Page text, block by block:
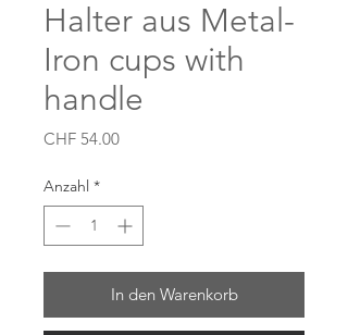
Halter aus Metal-
Iron cups with
handle
CHF 54.00Preis
Anzahl *
In den Warenkorb